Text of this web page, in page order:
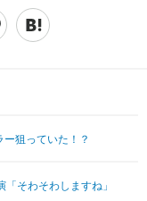
その他
映画・ドラマ
ブログ
その他
狙っていた！？
そわそわしますね」